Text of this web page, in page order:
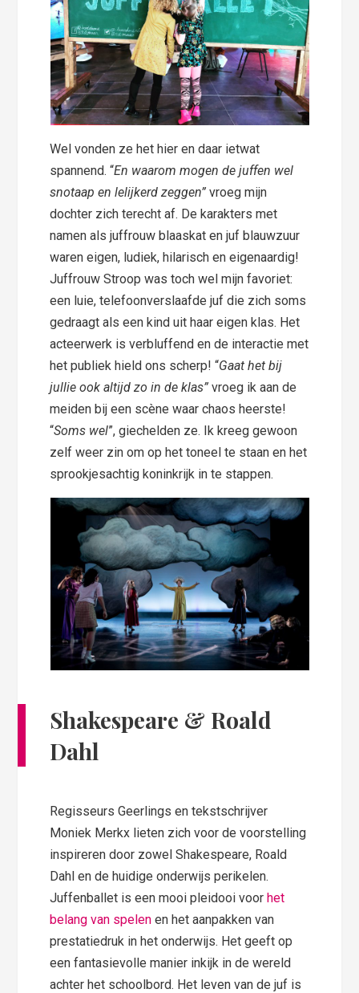
Wel vonden ze het hier en daar ietwat
spannend. “En waarom mogen de juffen wel
snotaap en lelijkerd zeggen”vroeg mijn
dochter zich terecht af. De karakters met
namen als juffrouw blaaskat en juf blauwzuur
waren eigen, ludiek, hilarisch en eigenaardig!
Juffrouw Stroop was toch wel mijn favoriet:
een luie, telefoonverslaafde juf die zich soms
gedraagt als een kind uit haar eigen klas. Het
acteerwerk is verbluffend en de interactie met
het publiek hield ons scherp! “Gaat het bij
jullie ook altijd zo in de klas”vroeg ik aan de
meiden bij een scène waar chaos heerste!
“Soms wel”, giechelden ze. Ik kreeg gewoon
zelf weer zin om op het toneel te staan en het
sprookjesachtig koninkrijk in te stappen.
Shakespeare & Roald
Dahl
Regisseurs Geerlings en tekstschrijver
Moniek Merkx lieten zich voor de voorstelling
inspireren door zowel Shakespeare, Roald
Dahl en de huidige onderwijs perikelen.
Juffenballet is een mooi pleidooi voorhet
belang van spelen en het aanpakken van
prestatiedruk in het onderwijs. Het geeft op
een fantasievolle manier inkijk in de wereld
achter het schoolbord. Het leven van de juf is